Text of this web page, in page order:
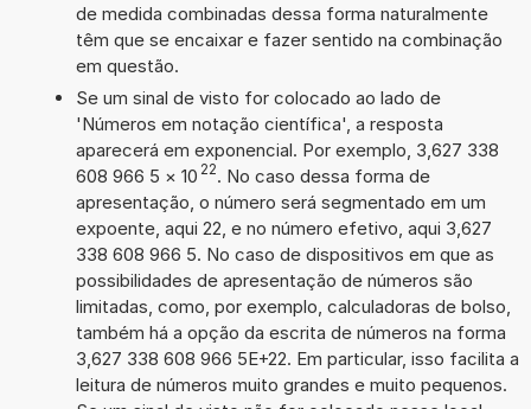
de medida combinadas dessa forma naturalmente
têm que se encaixar e fazer sentido na combinação
em questão.
Se um sinal de visto for colocado ao lado de
'Números em notação científica', a resposta
aparecerá em exponencial. Por exemplo, 3,627 338
608 966 5 × 10 22. No caso dessa forma de
apresentação, o número será segmentado em um
expoente, aqui 22, e no número efetivo, aqui 3,627
338 608 966 5. No caso de dispositivos em que as
possibilidades de apresentação de números são
limitadas, como, por exemplo, calculadoras de bolso,
também há a opção da escrita de números na forma
3,627 338 608 966 5E+22. Em particular, isso facilita a
leitura de números muito grandes e muito pequenos.